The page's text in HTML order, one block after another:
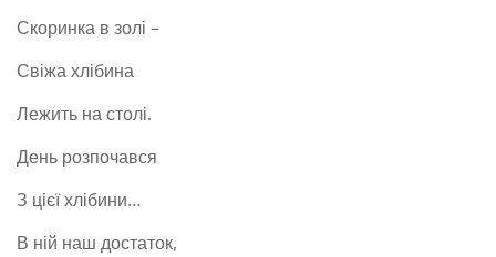
Скоринка в золі –
Свіжа хлібина
Лежить на столі.
День розпочався
З цієї хлібини…
В ній наш достаток,